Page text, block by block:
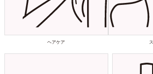
ヘアケア